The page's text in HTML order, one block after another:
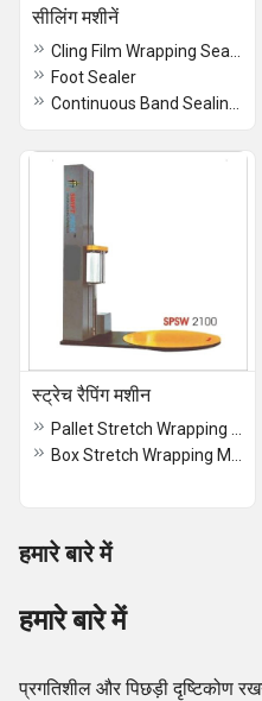
सीलिंग मशीनें
Foot Sealer
स्ट्रेच रैपिंग मशीन
हमारे बारे में
हमारे बारे में
प्रगतिशील और पिछड़ी दृष्टिकोण